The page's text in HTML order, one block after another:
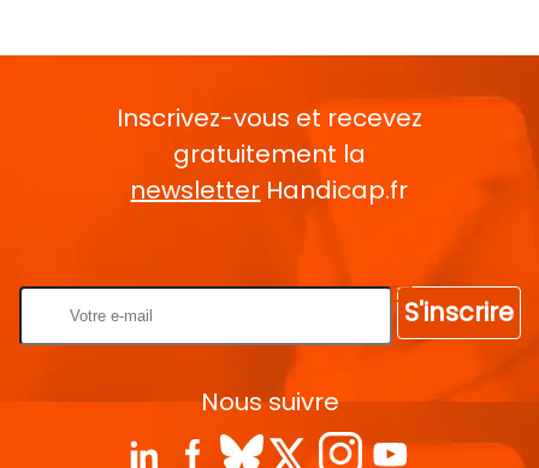
Inscrivez-vous et recevez
gratuitement la
newsletter Handicap.fr
S'inscrire
Nous suivre